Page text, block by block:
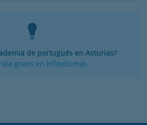
de portugués en Asturias?
gratis en Infoidiomas